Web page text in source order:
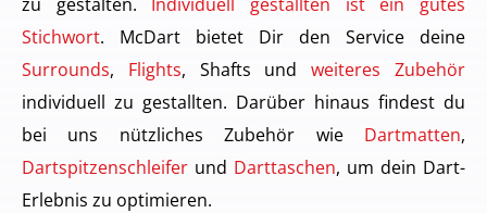
Stichwort. McDart bietet Dir den Service deine
Surrounds, Flights, Shafts undweiteres Zubehör
individuell zu gestallten. Darüber hinaus findest du
bei uns nützliches Zubehör wie Dartmatten,
Dartspitzenschleifer und Darttaschen, um dein Dart-
Erlebnis zu optimieren.